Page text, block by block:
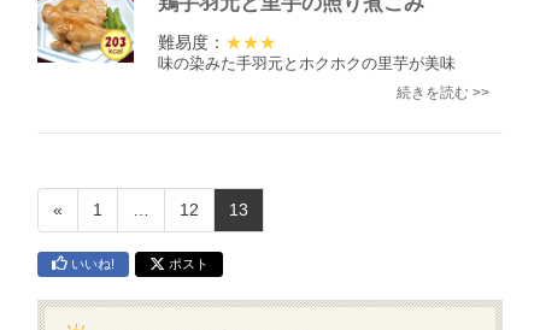
難易度： ★★★
味の染みた手羽元とホクホクの里芋が美味
続きを読む >>
« 1 12 13
いいね! ポスト